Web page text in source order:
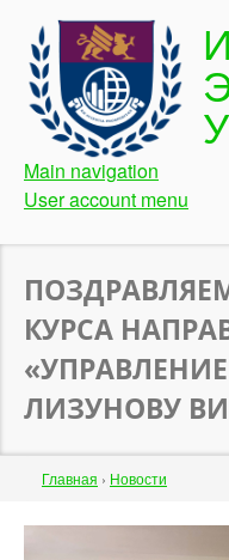
Перейти
основному
содержанию
И
У
Main navigation
User account menu
КУРСА
ЛИЗУНОВУ
Строка
навигации
Главная › Новости